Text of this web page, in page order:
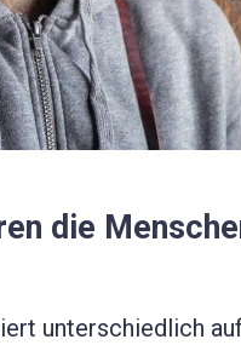
die
unterschiedlich